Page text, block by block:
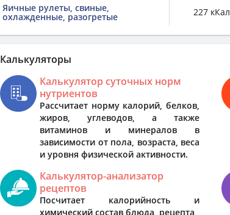
Яичные рулеты, свиные,
охлажденные, разогретые 227 кКал
Калькуляторы
Калькулятор суточных норм
нутриентов
Рассчитает норму калорий, белков,
жиров, углеводов, а также
витаминов и минералов в
зависимости от пола, возраста, веса
и уровня физической активности.
Калькулятор-анализатор
рецептов
Посчитает калорийность и
химический состав блюда, рецепта